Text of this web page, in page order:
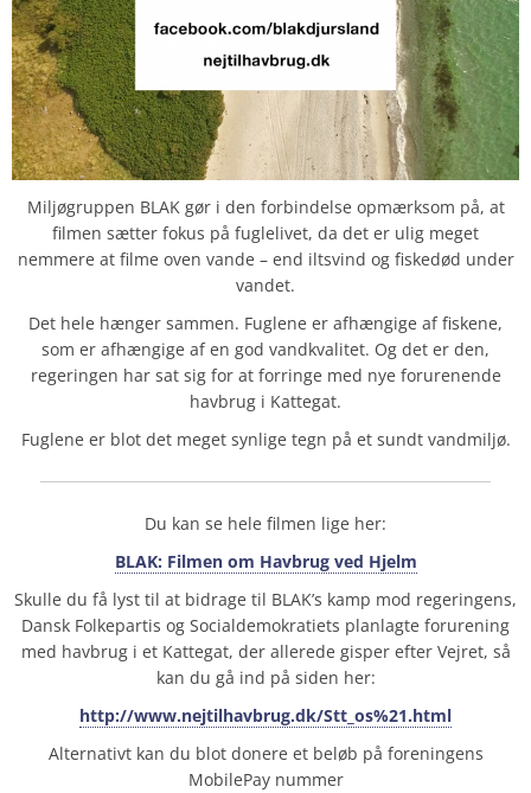
Miljøgruppen BLAK gør i den forbindelse opmærksom på, at
filmen sætter fokus på fuglelivet, da det er ulig meget
nemmere at filme oven vande – end iltsvind og fiskedød under
vandet.
Det hele hænger sammen. Fuglene er afhængige af fiskene,
som er afhængige af en god vandkvalitet. Og det er den,
regeringen har sat sig for at forringe med nye forurenende
havbrug i Kattegat.
Fuglene er blot det meget synlige tegn på et sundt vandmiljø.
Du kan se hele filmen lige her:
BLAK: Filmen om Havbrug ved Hjelm
Skulle du få lyst til at bidrage til BLAK’s kamp mod regeringens,
Dansk Folkepartis og Socialdemokratiets planlagte forurening
med havbrug i et Kattegat, der allerede gisper efter Vejret, så
kan du gå ind på siden her:
http://www.nejtilhavbrug.dk/Stt_os%21.html
Alternativt kan du blot donere et beløb på foreningens
MobilePay nummer